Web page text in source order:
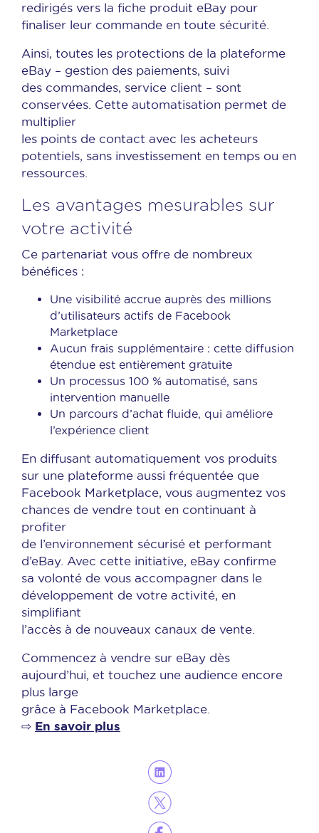
redirigés vers la fiche produit eBay pour
finaliser leur commande en toute sécurité.
Ainsi, toutes les protections de la plateforme
eBay – gestion des paiements, suivi
des commandes, service client – sont
conservées. Cette automatisation permet de
multiplier
les points de contact avec les acheteurs
potentiels, sans investissement en temps ou en
ressources.
Les avantages mesurables sur
votre activité
Ce partenariat vous offre de nombreux
bénéfices :
Une visibilité accrue auprès des millions
d’utilisateurs actifs de Facebook
Marketplace
Aucun frais supplémentaire : cette diffusion
étendue est entièrement gratuite
Un processus 100 % automatisé, sans
intervention manuelle
Un parcours d’achat fluide, qui améliore
l’expérience client
En diffusant automatiquement vos produits
sur une plateforme aussi fréquentée que
Facebook Marketplace, vous augmentez vos
chances de vendre tout en continuant à
profiter
de l’environnement sécurisé et performant
d’eBay. Avec cette initiative, eBay confirme
sa volonté de vous accompagner dans le
développement de votre activité, en
simplifiant
l’accès à de nouveaux canaux de vente.
Commencez à vendre sur eBay dès
aujourd’hui, et touchez une audience encore
plus large
grâce à Facebook Marketplace.
⇨ En savoir plus